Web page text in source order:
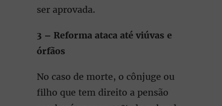
ser aprovada.
3 – Reforma ataca até viúvas e
órfãos
No caso de morte, o cônjuge ou
filho que tem direito a pensão